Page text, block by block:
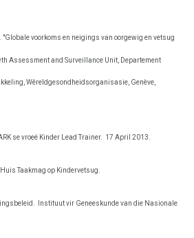
voorkoms en neigings van oorgewig en vetsug
Assessment and Surveillance Unit, Departement
Wêreldgesondheidsorganisasie, Genève,
se vroeë Kinder Lead Trainer. 17 April 2013.
Taakmag op Kindervetsug.
Instituut vir Geneeskunde van die Nasionale